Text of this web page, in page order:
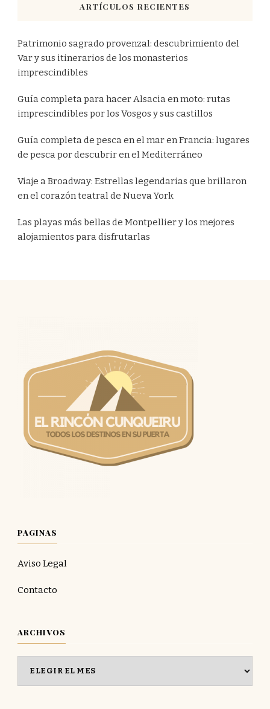
ARTÍCULOS RECIENTES
Patrimonio sagrado provenzal: descubrimiento del
Var y sus itinerarios de los monasterios
imprescindibles
Guía completa para hacer Alsacia en moto: rutas
imprescindibles por los Vosgos y sus castillos
Guía completa de pesca en el mar en Francia: lugares
de pesca por descubrir en el Mediterráneo
Viaje a Broadway: Estrellas legendarias que brillaron
en el corazón teatral de Nueva York
Las playas más bellas de Montpellier y los mejores
alojamientos para disfrutarlas
PAGINAS
Aviso Legal
Contacto
ARCHIVOS